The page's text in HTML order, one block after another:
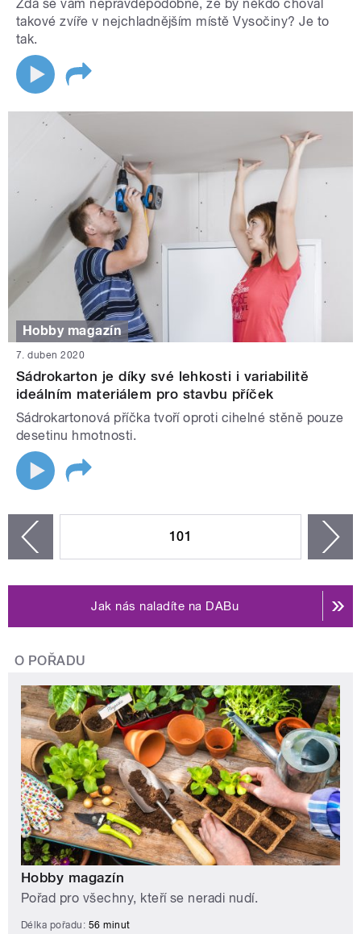
Zdá se vám nepravděpodobné, že by někdo choval
takové zvíře v nejchladnějším místě Vysočiny? Je to
tak.
Hobby magazín
7. duben 2020
Sádrokarton je díky své lehkosti i variabilitě
ideálním materiálem pro stavbu příček
Sádrokartonová příčka tvoří oproti cihelné stěně pouze
desetinu hmotnosti.
101
Jak nás naladíte na DABu
O POŘADU
Hobby magazín
Pořad pro všechny, kteří se neradi nudí.
Délka pořadu: 56 minut